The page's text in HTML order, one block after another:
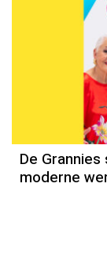
De
moderne